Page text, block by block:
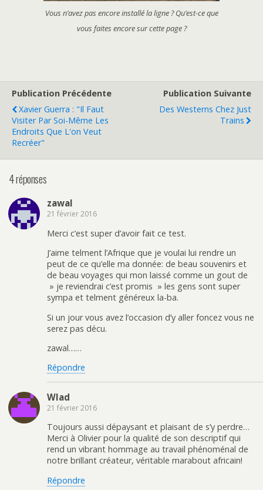
Vous n’avez pas encore installé la ligne ? Qu’est-ce que
vous faites encore sur cette page ?
Publication Précédente
Xavier Guerra : "Il Faut
Visiter Par Soi-Même Les
Endroits Que L'on Veut
Recréer"
Publication Suivante
Des Westerns Chez Just
Trains
4 réponses
zawal
21 février 2016
Merci c’est super d’avoir fait ce test.
J’aime telment l’Afrique que je voulai lui rendre un
peut de ce qu’elle ma donnée: de beau souvenirs et
de beau voyages qui mon laissé comme un gout de
» je reviendrai c’est promis » les gens sont super
sympa et telment généreux la-ba.
Si un jour vous avez l’occasion d’y aller foncez vous ne
serez pas décu.
zawal……
Répondre
Wlad
21 février 2016
Toujours aussi dépaysant et plaisant de s’y perdre…
Merci à Olivier pour la qualité de son descriptif qui
rend un vibrant hommage au travail phénoménal de
notre brillant créateur, véritable marabout africain!
Répondre